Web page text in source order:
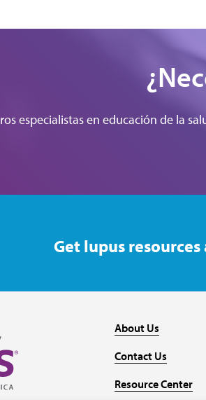
especialistas en educación de la
Get lupus
About Us
Contact Us
Resource Center